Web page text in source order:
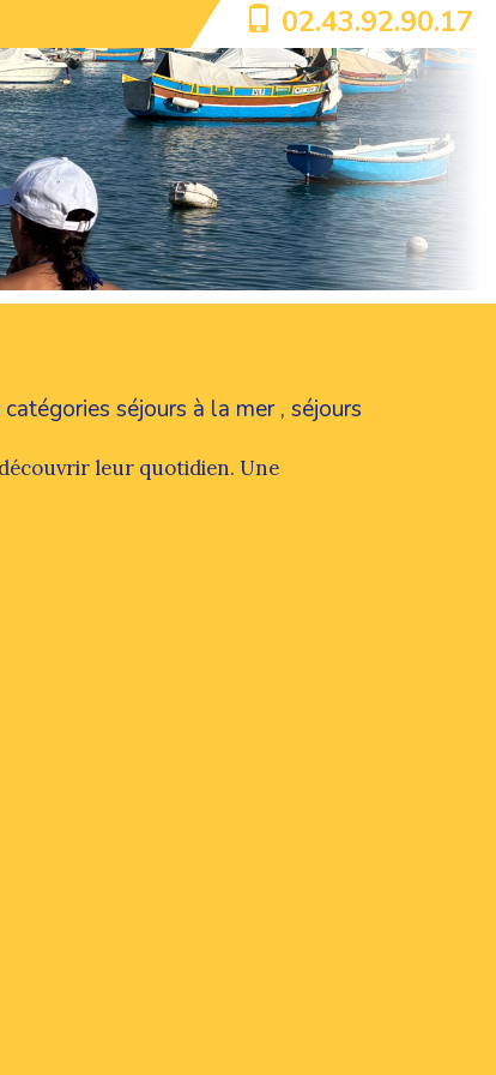
02.43.92.90.17
séjours à la mer, séjours
leur quotidien. Une